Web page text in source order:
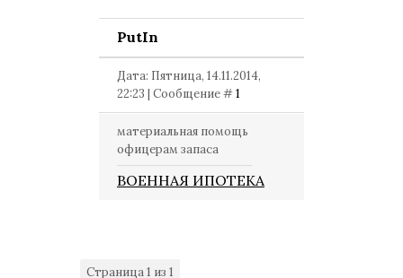
PutIn
Дата: Пятница, 14.11.2014,
22:23 | Сообщение #1
материальная помощь
офицерам запаса
ВОЕННАЯ ИПОТЕКА
Страница1 из 1